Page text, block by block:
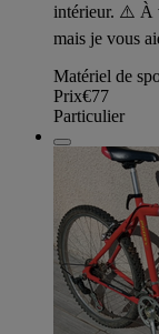
intérieur. ⚠️ À
mais je vous
Matériel de
Prix€77
Particulier